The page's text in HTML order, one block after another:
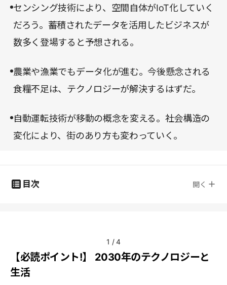
センシング技術により、空間自体がIoT化していく
だろう。蓄積されたデータを活用したビジネスが
数多く登場すると予想される。
農業や漁業でもデータ化が進む。今後懸念される
食糧不足は、テクノロジーが解決するはずだ。
自動運転技術が移動の概念を変える。社会構造の
変化により、街のあり方も変わっていく。
目次 開く
1 /4
【必読ポイント!】 2030年のテクノロジーと
生活